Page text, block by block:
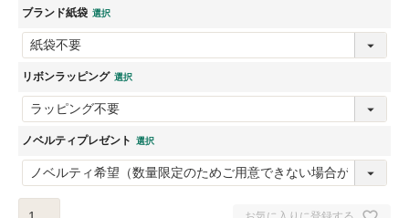
ブランド紙袋
リボンラッピング
ノベルティプレゼント